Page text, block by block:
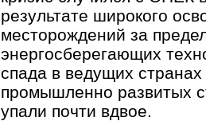
результате широкого
месторождений за
энергосберегающих
спада в ведущих
промышленно развитых
упали почти вдвое.